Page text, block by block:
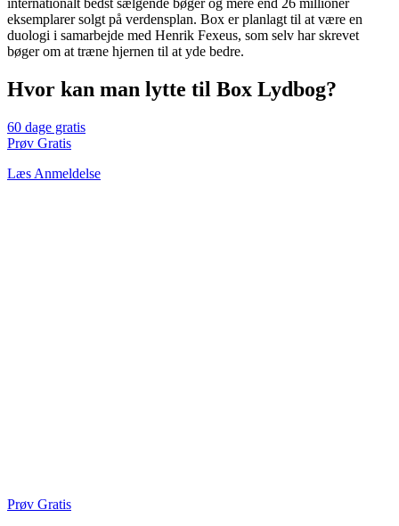
internationalt bedst sælgende bøger og mere end 26 millioner
eksemplarer solgt på verdensplan. Box er planlagt til at være en
duologi i samarbejde med Henrik Fexeus, som selv har skrevet
bøger om at træne hjernen til at yde bedre.
Hvor kan man lytte til Box Lydbog?
60 dage gratis
Prøv Gratis
Læs Anmeldelse
Prøv Gratis